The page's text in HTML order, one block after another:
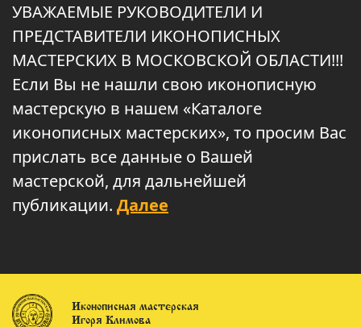
УВАЖАЕМЫЕ РУКОВОДИТЕЛИ И
ПРЕДСТАВИТЕЛИ ИКОНОПИСНЫХ
МАСТЕРСКИХ В МОСКОВСКОЙ ОБЛАСТИ!!!
Если Вы не нашли свою иконописную
мастерскую в нашем «Каталоге
иконописных мастерских», то просим Вас
прислать все данные о Вашей
мастерской, для дальнейшей
публикации. Далее
Иконописная мастерская
Игоря Климова